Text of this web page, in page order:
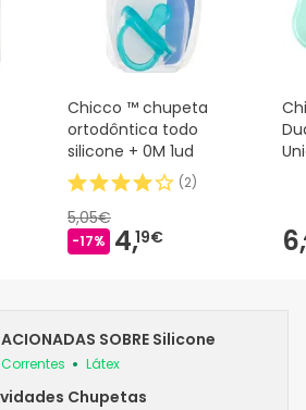
Chicco ™ chupeta
ortodôntica todo
silicone + 0M 1ud
(2)
5,05€
-17% 4,19€ 6,
SOBRE Silicone
Correntes Látex
Chupetas